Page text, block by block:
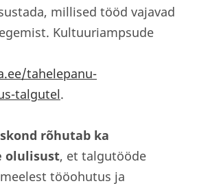
millised tööd vajavad
Kultuuriampsude
tahelepanu-
talgutel.
rõhutab ka
olulisust, et talgutööde
tööohutus ja